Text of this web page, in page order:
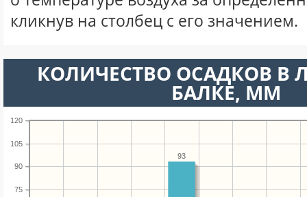
кликнув на столбец с его значением.
КОЛИЧЕСТВО ОСАДКОВ В
БАЛКЕ, ММ
75
90
105
120
93